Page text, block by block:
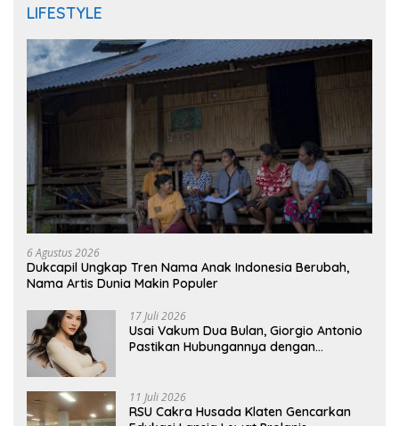
LIFESTYLE
6 Agustus 2026
Dukcapil Ungkap Tren Nama Anak Indonesia Berubah,
Nama Artis Dunia Makin Populer
17 Juli 2026
Usai Vakum Dua Bulan, Giorgio Antonio
Pastikan Hubungannya dengan
11 Juli 2026
RSU Cakra Husada Klaten Gencarkan